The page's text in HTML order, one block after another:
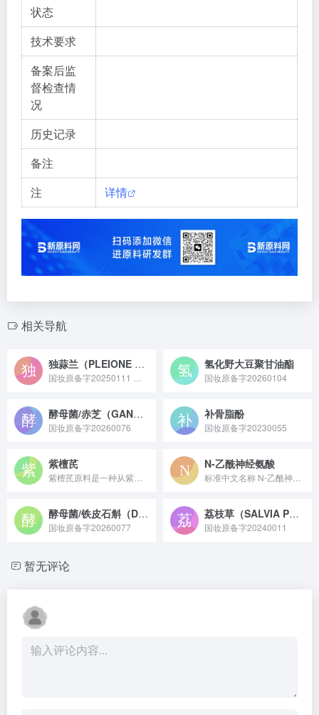
状态
技术要求
备案后监
督检查情
况
历史记录
备注
注
详情
相关导航
独蒜兰（PLEIONE BULBOCODIOIDES）茎提取物 氢化野大豆聚甘油酯
国妆原备字20260104
酵母菌/赤芝（GANODERMA LUCIDUM）发酵产物滤液
国妆原备字20260076
补骨脂酚
国妆原备字20230055
紫檀芪 N-乙酰神经氨酸
酵母菌/铁皮石斛（DENDROBIUM OFFICINALE）愈伤组织发酵产物滤液
国妆原备字20260077
荔枝草（SALVIA PLEBEIA）提取物
国妆原备字20240011
暂无评论